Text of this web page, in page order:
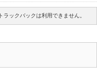
トラックバックは利用できません。